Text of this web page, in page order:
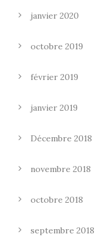
janvier 2020
octobre 2019
février 2019
janvier 2019
Décembre 2018
novembre 2018
octobre 2018
septembre 2018